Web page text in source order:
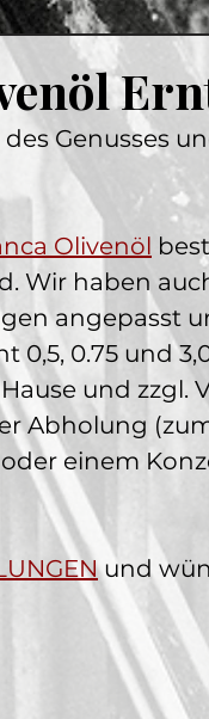
Genusses
Olivenöl
Wir haben
angepasst
0,5, 0.75 und
und zzgl.
Abholung
oder einem
und